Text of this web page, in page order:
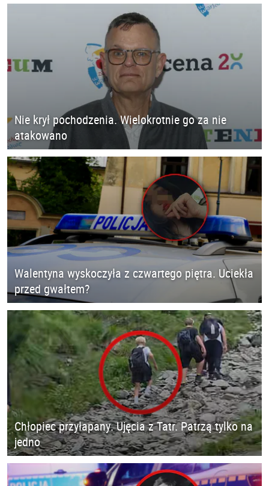
Nie krył pochodzenia. Wielokrotnie go za nie
atakowano
Walentyna wyskoczyła z czwartego piętra. Uciekła
przed gwałtem?
Chłopiec przyłapany. Ujęcia z Tatr. Patrzą tylko na
jedno